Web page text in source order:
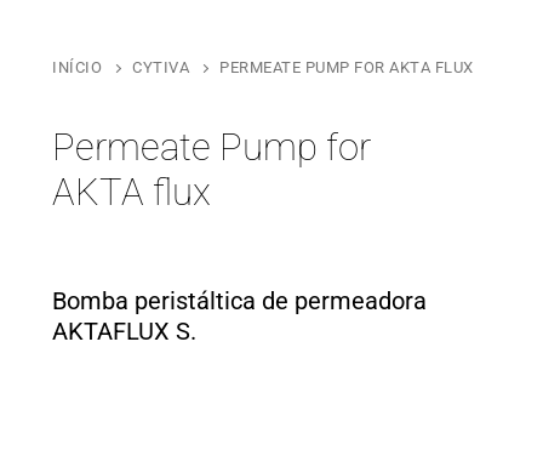
INÍCIO CYTIVA PERMEATE PUMP FOR AKTA FLUX
Permeate Pump for
AKTA flux
Bomba peristáltica de permeadora
AKTAFLUX S.